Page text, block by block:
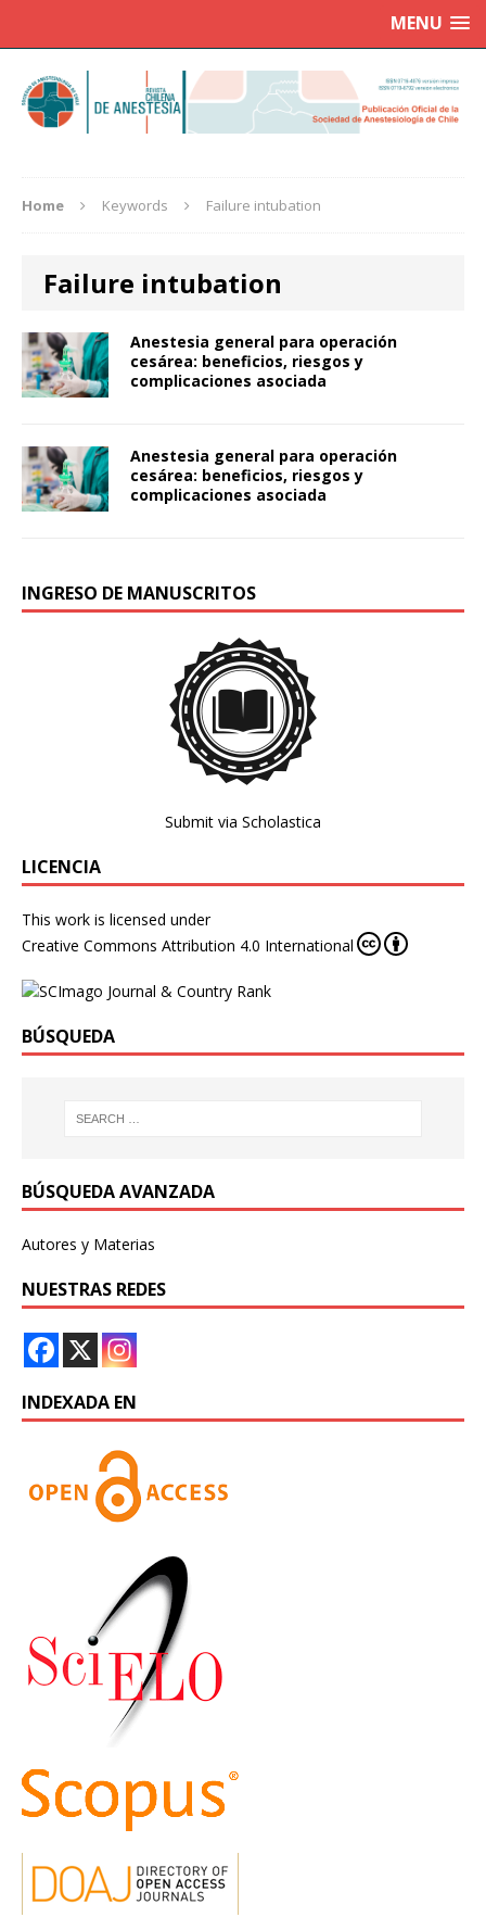
MENU
Home Keywords Failure intubation
Failure intubation
Anestesia general para operación
cesárea: beneficios, riesgos y
complicaciones asociada
Anestesia general para operación
cesárea: beneficios, riesgos y
complicaciones asociada
INGRESO DE MANUSCRITOS
Submit via Scholastica
LICENCIA
This work is licensed under
Creative Commons Attribution 4.0 International
BÚSQUEDA
BÚSQUEDA AVANZADA
Autores y Materias
NUESTRAS REDES
INDEXADA EN